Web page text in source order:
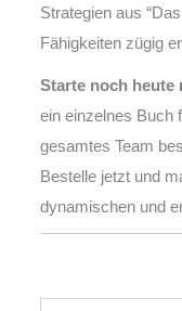
Strategien aus
Fähigkeiten zügig
Starte noch heute
ein einzelnes Buch
gesamtes Team
Bestelle jetzt und
dynamischen und